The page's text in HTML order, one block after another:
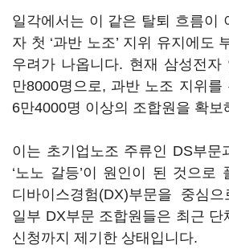
일각에서는 이 같은 탈퇴 흐름이
자 첫 ‘과반 노조’ 지위 유지에도
우려가 나옵니다. 현재 삼성전
만8000명으로, 과반 노조 지위를
6만4000명 이상의 조합원을 확보
이는 초기업노조 주류인 DS부문
‘노노 갈등’이 원인이 된 것으로
디바이스경험(DX)부문을 중심
일부 DX부문 조합원들은 최근 단
신청까지 제기한 상태입니다.